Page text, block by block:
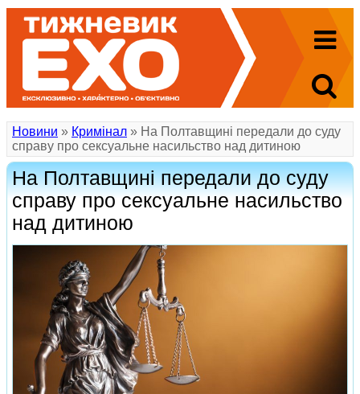
Новини » Кримінал » На Полтавщині передали до суду
справу про сексуальне насильство над дитиною
На Полтавщині передали до суду
справу про сексуальне насильство
над дитиною